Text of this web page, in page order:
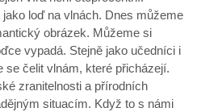
loď na vlnách. Dnes můžeme
obrázek. Můžeme si
vypadá. Stejně jako učedníci i
čelit vlnám, které přicházejí.
zranitelnosti a přírodních
situacím. Když to s námi